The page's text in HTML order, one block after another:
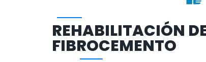
REHABILITACIÓN
FIBROCEMENTO